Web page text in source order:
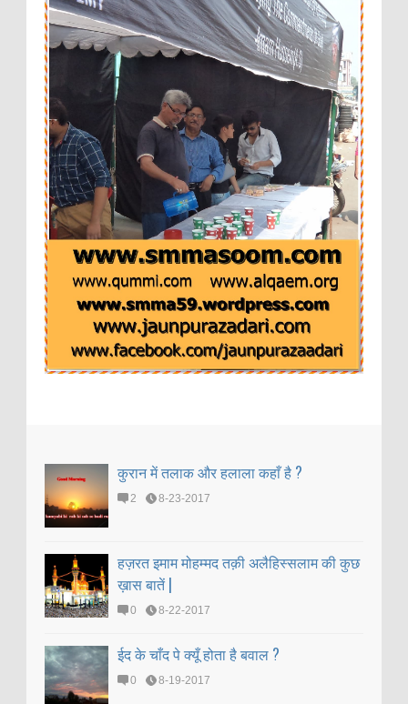
कुरान में तलाक और हलाला कहाँ है ?
2 8-23-2017
हज़रत इमाम मोहम्मद तक़ी अलैहिस्सलाम की कुछ
ख़ास बातें |
0 8-22-2017
ईद के चाँद पे क्यूँ होता है बवाल ?
0 8-19-2017